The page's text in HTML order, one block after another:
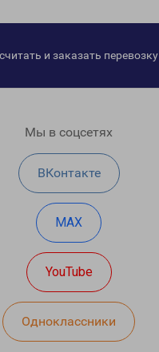
и заказать перевозку
Мы в соцсетях
ВКонтакте
MAX
YouTube
Одноклассники